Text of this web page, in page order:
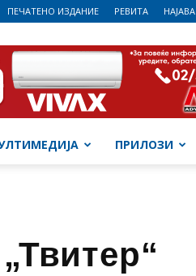
ПЕЧАТЕНО ИЗДАНИЕ РЕВИТА НАЈАВА
ПРИЛОЗИ